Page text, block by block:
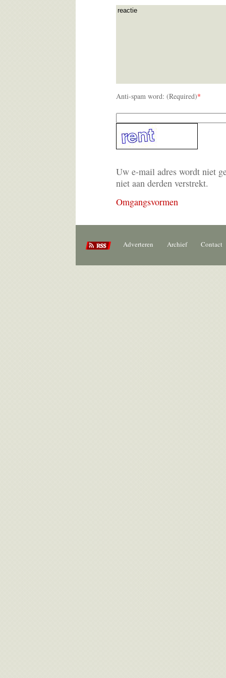
Anti-spam word: (Required)*
Uw e-mail adres wordt niet
niet aan derden verstrekt.
Omgangsvormen
Adverteren Archief Contact